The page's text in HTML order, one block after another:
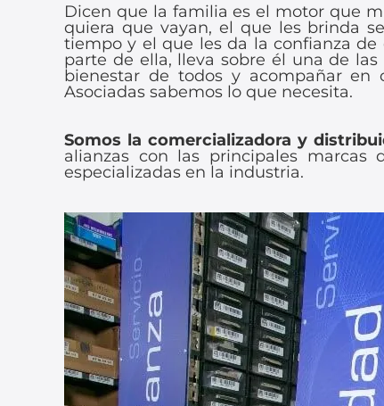
Dicen que la familia es el motor que
quiera que vayan, el que les brinda
tiempo y el que les da la confianza
parte de ella, lleva sobre él una de
bienestar de todos y acompañar en
Asociadas sabemos lo que necesita.
Somos la comercializadora y
alianzas con las principales marcas
especializadas en la industria.